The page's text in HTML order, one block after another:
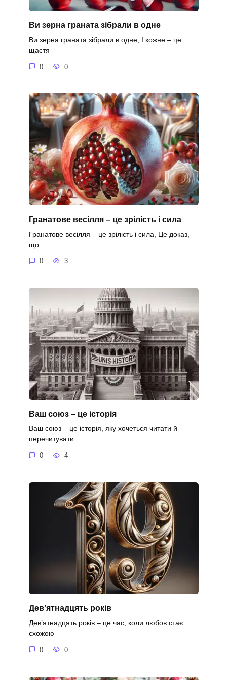
Ви зерна граната зібрали в одне
Ви зерна граната зібрали в одне, І кожне – це
щастя
0 0
Гранатове весілля – це зрілість і сила
Гранатове весілля – це зрілість і сила, Це доказ,
що
0 3
Ваш союз – це історія
Ваш союз – це історія, яку хочеться читати й
перечитувати.
0 4
Дев’ятнадцять років
Дев’ятнадцять років – це час, коли любов стає
схожою
0 0